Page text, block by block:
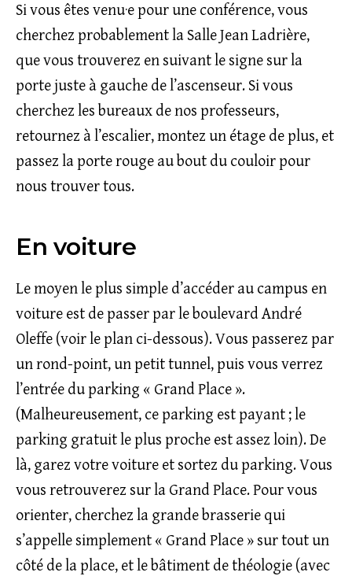
Si vous êtes venu·e pour une conférence, vous
cherchez probablement la Salle Jean Ladrière,
que vous trouverez en suivant le signe sur la
porte juste à gauche de l’ascenseur. Si vous
cherchez les bureaux de nos professeurs,
retournez à l’escalier, montez un étage de plus, et
passez la porte rouge au bout du couloir pour
nous trouver tous.
En voiture
Le moyen le plus simple d’accéder au campus en
voiture est de passer par le boulevard André
Oleffe (voir le plan ci-dessous). Vous passerez par
un rond-point, un petit tunnel, puis vous verrez
l’entrée du parking « Grand Place ».
(Malheureusement, ce parking est payant ; le
parking gratuit le plus proche est assez loin). De
là, garez votre voiture et sortez du parking. Vous
vous retrouverez sur la Grand Place. Pour vous
orienter, cherchez la grande brasserie qui
s’appelle simplement « Grand Place » sur tout un
côté de la place, et le bâtiment de théologie (avec